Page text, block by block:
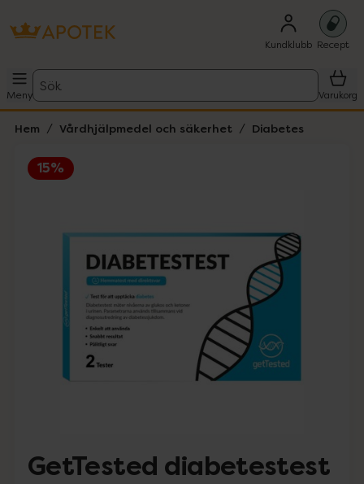
Kundklubb Recept
Meny
Sök
Varukorg
Hem Vårdhjälpmedel och säkerhet Diabetes
15%
GetTested diabetestest